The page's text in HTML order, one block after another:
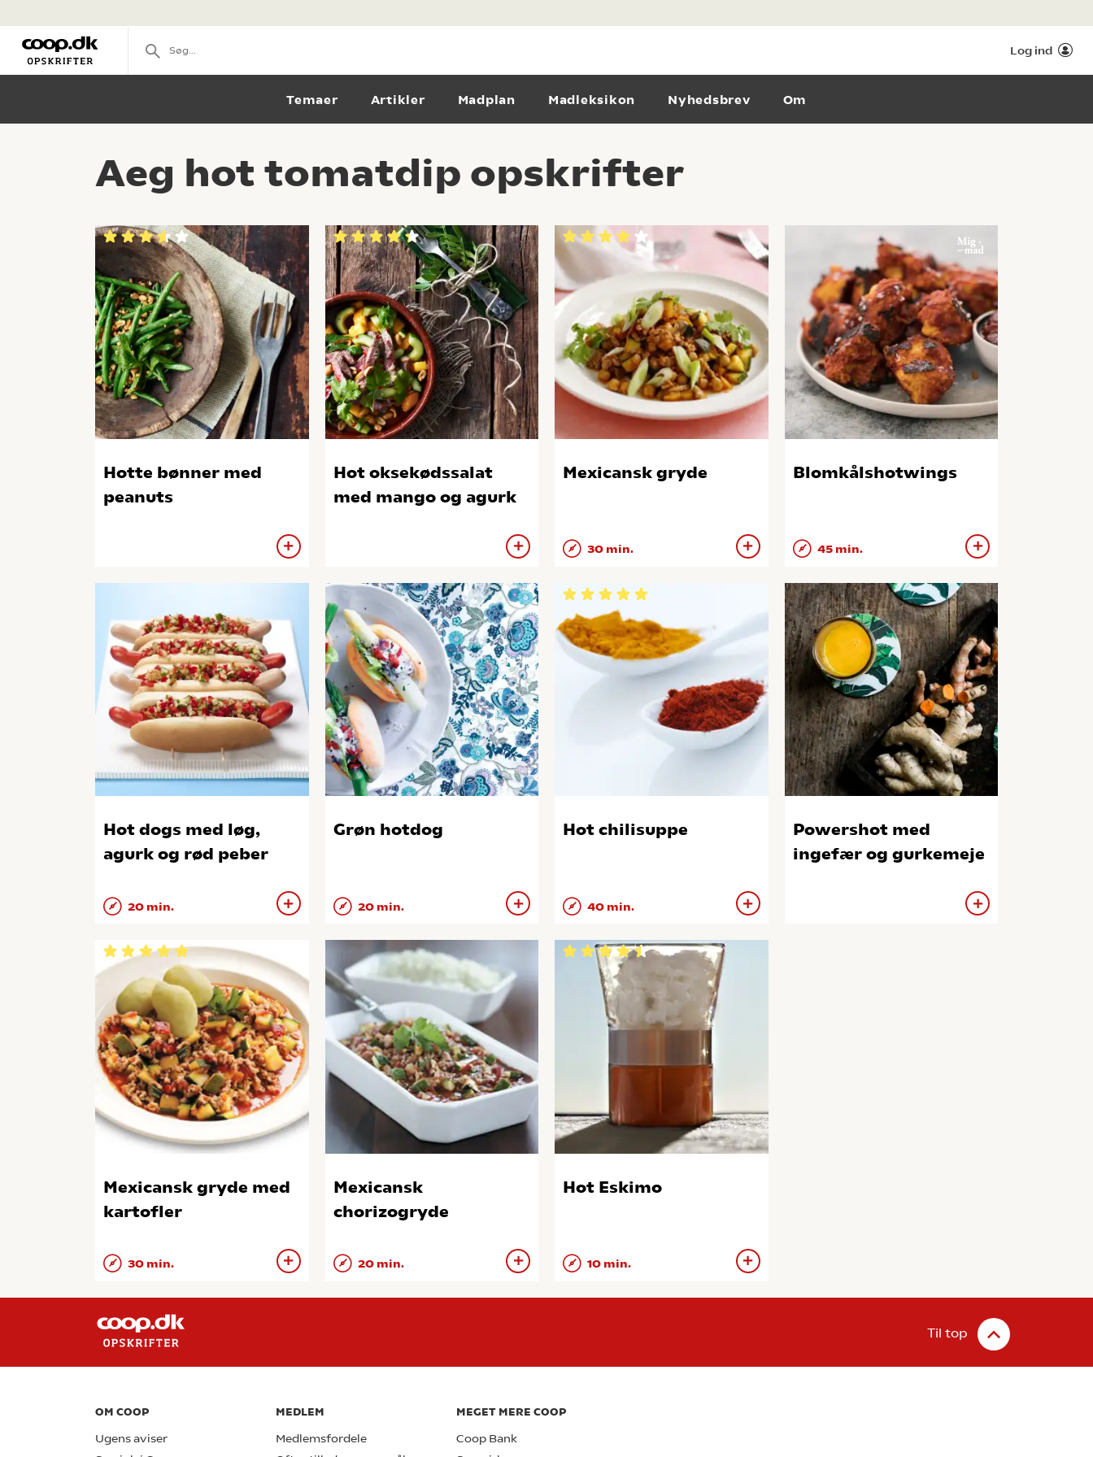
Log ind
Temaer Artikler Madplan Madleksikon Nyhedsbrev Om
Aeg hot tomatdip opskrifter
Hotte bønner med
peanuts
Hot oksekødssalat
med mango og agurk
Mexicansk gryde
30 min.
Blomkålshotwings
45 min.
Hot dogs med løg,
agurk og rød peber
20 min.
Grøn hotdog
20 min.
Hot chilisuppe
40 min.
Powershot med
ingefær og gurkemeje
Mexicansk gryde med
kartofler
30 min.
Mexicansk
chorizogryde
20 min.
Hot Eskimo
10 min.
Til top
OM COOP
Ugens aviser
MEDLEM
Medlemsfordele
MEGET MERE COOP
Coop Bank